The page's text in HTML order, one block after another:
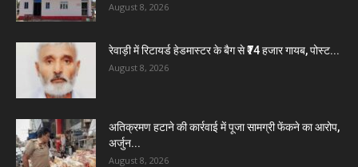
August 8, 2026
रेवाड़ी में रिटायर्ड हेडमास्टर के बैग से ₹74 हजार गायब, पोस्ट...
August 8, 2026
अतिक्रमण हटाने की कार्रवाई में पूजा सामग्री फेंकने का आरोप,
अर्जुन...
August 8, 2026